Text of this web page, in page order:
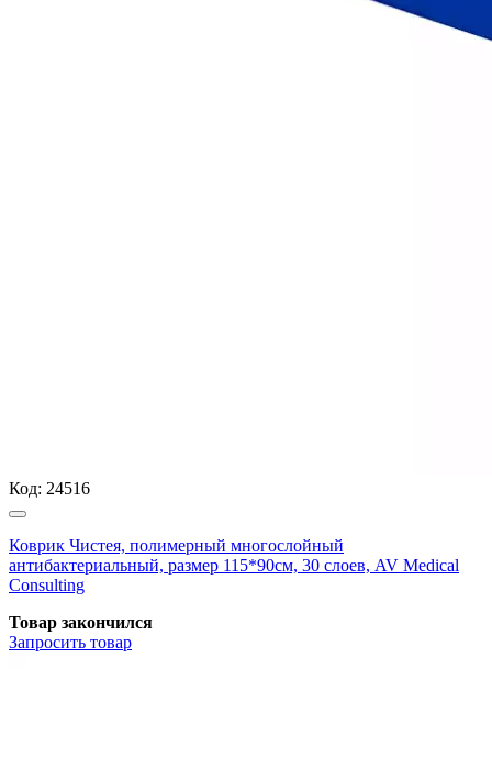
Код: 24516
Коврик Чистея, полимерный многослойный
антибактериальный, размер 115*90см, 30 слоев, AV Medical
Consulting
Товар закончился
Запросить товар